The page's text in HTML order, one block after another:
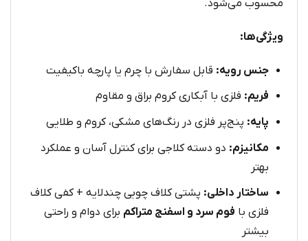
محسوب می‌شود.
ویژگی‌ها:
جنس رویه: قابل سفارش با چرم یا پارچه باکیفیت
فریم: فلزی با آبکاری کروم براق و مقاوم
پایه: پنج‌پر فلزی در رنگ‌های مشکی، کروم و طلایی
مکانیزم: دو دسته کلاجی برای کنترل آسان و عملکرد
بهتر
ساختار داخلی: پشتی کلاف چوبی چندلایه + کفی کلاف
فلزی با فوم سرد و اسفنج متراکم برای دوام و راحتی
بیشتر